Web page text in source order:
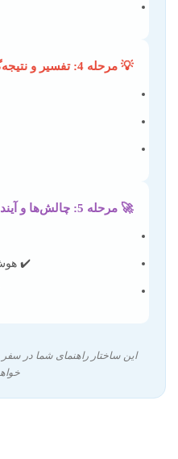
💡 مرحله 4: تفسیر و نتیجه‌گیری
🚀 مرحله 5: چالش‌ها و آینده
✔️
این ساختار راهنمای شما در سفر